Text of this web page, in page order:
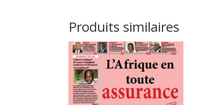
Produits similaires